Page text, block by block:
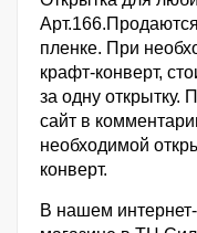
пленке. При
крафт-конверт,
за одну открытку.
сайт в
необходимой
конверт.
В нашем